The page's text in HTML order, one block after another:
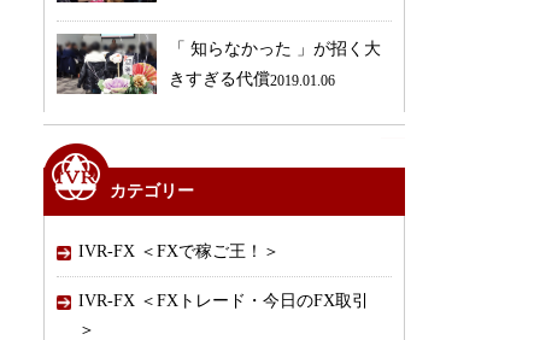
「 知らなかった 」が招く大
きすぎる代償2019.01.06
カテゴリー
IVR-FX ＜FXで稼ご王！＞
IVR-FX ＜FXトレード・今日のFX取引
＞